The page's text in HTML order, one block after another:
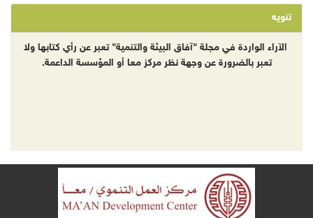
تنويه
الآراء الواردة في مجلة "آفاق البيئة والتنمية" تعبر عن رأي كتابها ولا
تعبر بالضرورة عن وجهة نظر مركز معا أو المؤسسة الداعمة.